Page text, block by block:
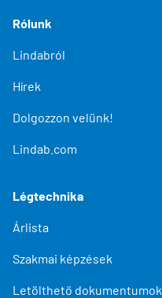
Rólunk
Lindabról
Hírek
Dolgozzon velünk!
Lindab.com
Légtechnika
Árlista
Szakmai képzések
Letölthető dokumentumok